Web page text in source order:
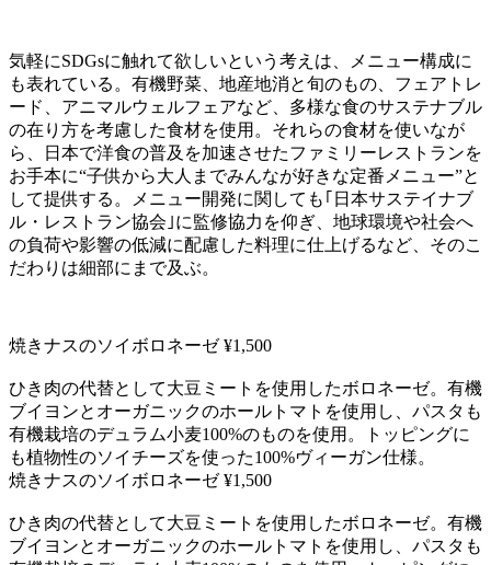
気軽にSDGsに触れて欲しいという考えは、メニュー構成に
も表れている。有機野菜、地産地消と旬のもの、フェアトレ
ード、アニマルウェルフェアなど、多様な食のサステナブル
の在り方を考慮した食材を使用。それらの食材を使いなが
ら、日本で洋食の普及を加速させたファミリーレストランを
お手本に“子供から大人までみんなが好きな定番メニュー”と
して提供する。メニュー開発に関しても｢日本サステイナブ
ル・レストラン協会｣に監修協力を仰ぎ、地球環境や社会へ
の負荷や影響の低減に配慮した料理に仕上げるなど、そのこ
だわりは細部にまで及ぶ。
焼きナスのソイボロネーゼ ¥1,500
ひき肉の代替として大豆ミートを使用したボロネーゼ。有機
ブイヨンとオーガニックのホールトマトを使用し、パスタも
有機栽培のデュラム小麦100%のものを使用。トッピングに
も植物性のソイチーズを使った100%ヴィーガン仕様。
焼きナスのソイボロネーゼ ¥1,500
ひき肉の代替として大豆ミートを使用したボロネーゼ。有機
ブイヨンとオーガニックのホールトマトを使用し、パスタも